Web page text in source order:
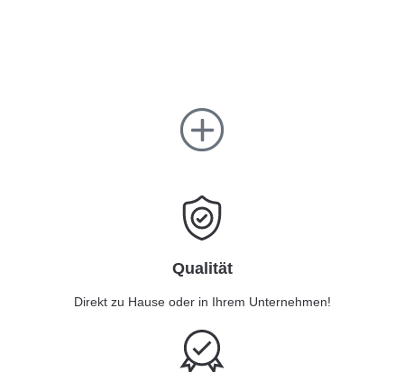
Qualität
Direkt zu Hause oder in Ihrem Unternehmen!